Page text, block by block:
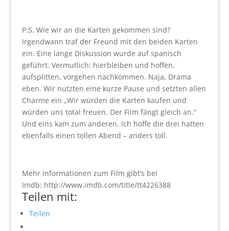
P.S. Wie wir an die Karten gekommen sind?
Irgendwann traf der Freund mit den beiden Karten
ein. Eine lange Diskussion wurde auf spanisch
geführt. Vermutlich: hierbleiben und hoffen,
aufsplitten, vorgehen nachkommen. Naja, Drama
eben. Wir nutzten eine kurze Pause und setzten allen
Charme ein „Wir würden die Karten kaufen und
würden uns total freuen. Der Film fängt gleich an.“
Und eins kam zum anderen. Ich hoffe die drei hatten
ebenfalls einen tollen Abend – anders toll.
Mehr Informationen zum Film gibt’s bei
Imdb: http://www.imdb.com/title/tt4226388
Teilen mit:
Teilen